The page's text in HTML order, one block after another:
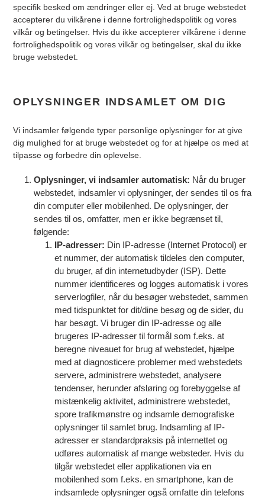
specifik besked om ændringer eller ej. Ved at bruge webstedet
accepterer du vilkårene i denne fortrolighedspolitik og vores
vilkår og betingelser. Hvis du ikke accepterer vilkårene i denne
fortrolighedspolitik og vores vilkår og betingelser, skal du ikke
bruge webstedet.
OPLYSNINGER INDSAMLET OM DIG
Vi indsamler følgende typer personlige oplysninger for at give
dig mulighed for at bruge webstedet og for at hjælpe os med at
tilpasse og forbedre din oplevelse.
Oplysninger, vi indsamler automatisk: Når du bruger
webstedet, indsamler vi oplysninger, der sendes til os fra
din computer eller mobilenhed. De oplysninger, der
sendes til os, omfatter, men er ikke begrænset til,
følgende:
IP-adresser: Din IP-adresse (Internet Protocol) er
et nummer, der automatisk tildeles den computer,
du bruger, af din internetudbyder (ISP). Dette
nummer identificeres og logges automatisk i vores
serverlogfiler, når du besøger webstedet, sammen
med tidspunktet for dit/dine besøg og de sider, du
har besøgt. Vi bruger din IP-adresse og alle
brugeres IP-adresser til formål som f.eks. at
beregne niveauet for brug af webstedet, hjælpe
med at diagnosticere problemer med webstedets
servere, administrere webstedet, analysere
tendenser, herunder afsløring og forebyggelse af
mistænkelig aktivitet, administrere webstedet,
spore trafikmønstre og indsamle demografiske
oplysninger til samlet brug. Indsamling af IP-
adresser er standardpraksis på internettet og
udføres automatisk af mange websteder. Hvis du
tilgår webstedet eller applikationen via en
mobilenhed som f.eks. en smartphone, kan de
indsamlede oplysninger også omfatte din telefons